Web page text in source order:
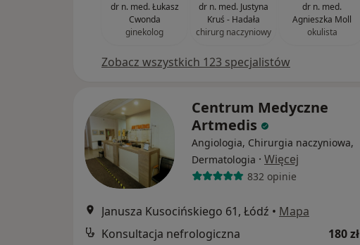
dr n. med. Łukasz
Cwonda
ginekolog
dr n. med. Justyna
Kruś - Hadała
chirurg naczyniowy
dr n. med.
Agnieszka Moll
okulista
Zobacz wszystkich 123 specjalistów
Centrum Medyczne
Artmedis
Angiologia, Chirurgia naczyniowa,
Dermatologia · Więcej
832 opinie
Janusza Kusocińskiego 61, Łódź • Mapa
Konsultacja nefrologiczna
180 zł